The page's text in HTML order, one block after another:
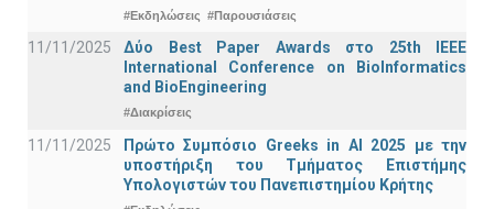
#Εκδηλώσεις #Παρουσιάσεις
11/11/2025
Δύο Best Paper Awards στο 25th IEEE
International Conference on BioInformatics
and BioEngineering
#Διακρίσεις
11/11/2025
Πρώτο Συμπόσιο Greeks in AI 2025 με την
υποστήριξη του Τμήματος Επιστήμης
Υπολογιστών του Πανεπιστημίου Κρήτης